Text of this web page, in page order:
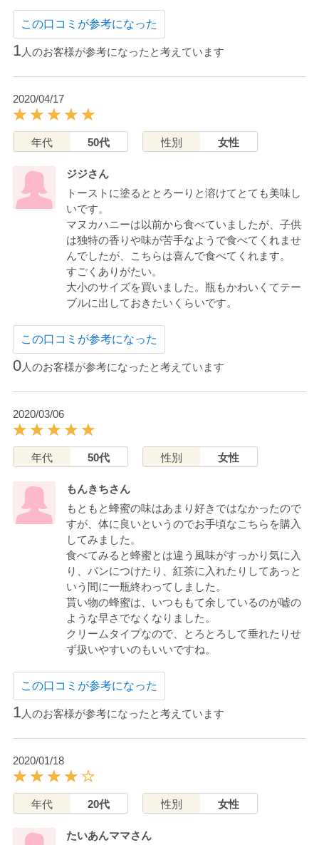
この口コミが参考になった
1人のお客様が参考になったと考えています
2020/04/17
年代 50代 性別 女性
ジジさん
トーストに塗るととろーりと溶けてとても美味し
いです。
マヌカハニーは以前から食べていましたが、子供
は独特の香りや味が苦手なようで食べてくれませ
んでしたが、こちらは喜んで食べてくれます。
すごくありがたい。
大小のサイズを買いました。瓶もかわいくてテー
ブルに出しておきたいくらいです。
この口コミが参考になった
0人のお客様が参考になったと考えています
2020/03/06
年代 50代 性別 女性
もんきちさん
もともと蜂蜜の味はあまり好きではなかったので
すが、体に良いというのでお手頃なこちらを購入
してみました。
食べてみると蜂蜜とは違う風味がすっかり気に入
り、パンにつけたり、紅茶に入れたりしてあっと
いう間に一瓶終わってしました。
貰い物の蜂蜜は、いつももて余しているのが嘘の
ような早さでなくなりました。
クリームタイプなので、とろとろして垂れたりせ
ず扱いやすいのもいいですね。
この口コミが参考になった
1 人のお客様が参考になったと考えています
2020/01/18
年代 20代 性別 女性
たいあんママさん